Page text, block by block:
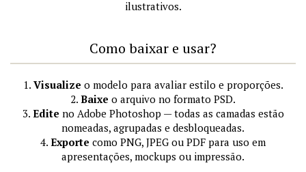
ilustrativos.
Como baixar e usar?
1. Visualize o modelo para avaliar estilo e proporções.
2. Baixe o arquivo no formato PSD.
3. Edite no Adobe Photoshop — todas as camadas estão
nomeadas, agrupadas e desbloqueadas.
4. Exporte como PNG, JPEG ou PDF para uso em
apresentações, mockups ou impressão.